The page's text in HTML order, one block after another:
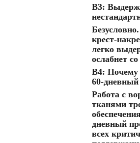
В3:
крест-
легко
ослабнет
В4: Почему
60-дневный
Работа с
тканями
дневный
всех